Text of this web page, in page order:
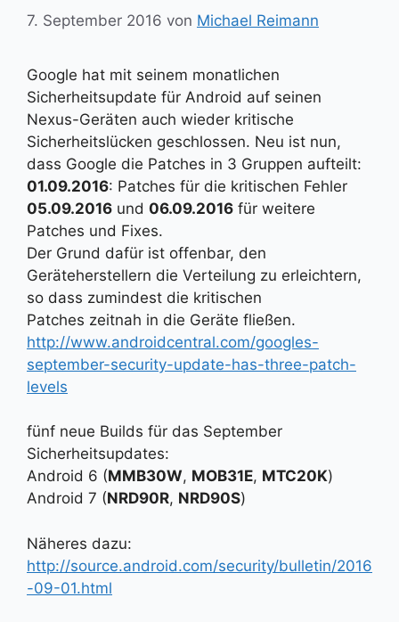
7. September 2016 von Michael Reimann
Google hat mit seinem monatlichen
Sicherheitsupdate für Android auf seinen
Nexus-Geräten auch wieder kritische
Sicherheitslücken geschlossen. Neu ist nun,
dass Google die Patches in 3 Gruppen aufteilt:
01.09.2016: Patches für die kritischen Fehler
05.09.2016 und 06.09.2016 für weitere
Patches und Fixes.
Der Grund dafür ist offenbar, den
Geräteherstellern die Verteilung zu erleichtern,
so dass zumindest die kritischen
Patches zeitnah in die Geräte fließen.
http://www.androidcentral.com/googles-
september-security-update-has-three-patch-
levels
fünf neue Builds für das September
Sicherheitsupdates:
Android 6 (MMB30W, MOB31E, MTC20K)
Android 7 (NRD90R, NRD90S)
Näheres dazu:
http://source.android.com/security/bulletin/2016
-09-01.html